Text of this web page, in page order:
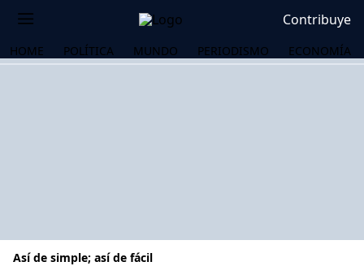
Contribuye
HOME POLÍTICA MUNDO PERIODISMO ECONOMÍA
Así de simple; así de fácil